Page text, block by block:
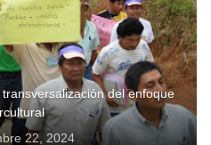
del enfoque
22, 2024